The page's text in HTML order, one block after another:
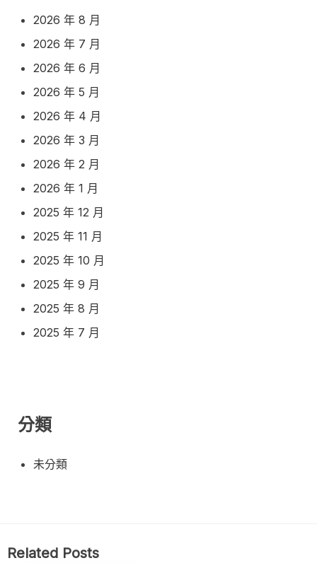
2026 年 8 月
2026 年 7 月
2026 年 6 月
2026 年 5 月
2026 年 4 月
2026 年 3 月
2026 年 2 月
2026 年 1 月
2025 年 12 月
2025 年 11 月
2025 年 10 月
2025 年 9 月
2025 年 8 月
2025 年 7 月
分類
未分類
Related Posts